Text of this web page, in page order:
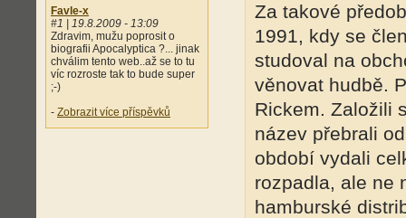
Favle-x
#1 | 19.8.2009 - 13:09
Zdravim, mužu poprosit o
biografii Apocalyptica ?... jinak
chválim tento web..až se to tu
víc rozroste tak to bude super
;-)
- Zobrazit více příspěvků
Za takové
1991, kdy se
studoval na
věnovat hudbě.
Rickem. Založili
název přebrali
období vydali
rozpadla, ale ne
hamburské